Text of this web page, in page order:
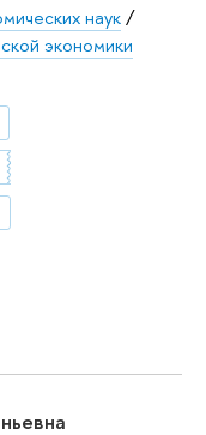
наук/
экономики